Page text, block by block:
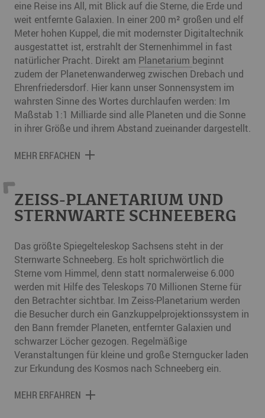
eine Reise ins All, mit Blick auf die Sterne, die Erde und
weit entfernte Galaxien. In einer 200 m² großen und elf
Meter hohen Kuppel, die mit modernster Digitaltechnik
ausgestattet ist, erstrahlt der Sternenhimmel in fast
natürlicher Pracht. Direkt am Planetarium beginnt
zudem der Planetenwanderweg zwischen Drebach und
Ehrenfriedersdorf. Hier kann unser Sonnensystem im
wahrsten Sinne des Wortes durchlaufen werden: Im
Maßstab 1:1 Milliarde sind alle Planeten und die Sonne
in ihrer Größe und ihrem Abstand zueinander dargestellt.
MEHR ERFACHEN
ZEISS-PLANETARIUM UND
STERNWARTE SCHNEEBERG
Das größte Spiegelteleskop Sachsens steht in der
Sternwarte Schneeberg. Es holt sprichwörtlich die
Sterne vom Himmel, denn statt normalerweise 6.000
werden mit Hilfe des Teleskops 70 Millionen Sterne für
den Betrachter sichtbar. Im Zeiss-Planetarium werden
die Besucher durch ein Ganzkuppelprojektionssystem in
den Bann fremder Planeten, entfernter Galaxien und
schwarzer Löcher gezogen. Regelmäßige
Veranstaltungen für kleine und große Sterngucker laden
zur Erkundung des Kosmos nach Schneeberg ein.
MEHR ERFAHREN